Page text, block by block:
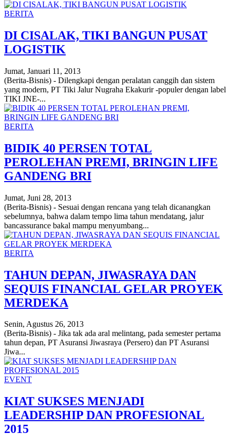
BERITA
DI CISALAK, TIKI BANGUN PUSAT
LOGISTIK
Jumat, Januari 11, 2013
(Berita-Bisnis) - Dilengkapi dengan peralatan canggih dan sistem
yang modern, PT Tiki Jalur Nugraha Ekakurir -populer dengan label
TIKI JNE-...
BERITA
BIDIK 40 PERSEN TOTAL
PEROLEHAN PREMI, BRINGIN LIFE
GANDENG BRI
Jumat, Juni 28, 2013
(Berita-Bisnis) - Sesuai dengan rencana yang telah dicanangkan
sebelumnya, bahwa dalam tempo lima tahun mendatang, jalur
bancassurance bakal mampu menyumbang...
BERITA
TAHUN DEPAN, JIWASRAYA DAN
SEQUIS FINANCIAL GELAR PROYEK
MERDEKA
Senin, Agustus 26, 2013
(Berita-Bisnis) - Jika tak ada aral melintang, pada semester pertama
tahun depan, PT Asuransi Jiwasraya (Persero) dan PT Asuransi
Jiwa...
EVENT
KIAT SUKSES MENJADI
LEADERSHIP DAN PROFESIONAL
2015